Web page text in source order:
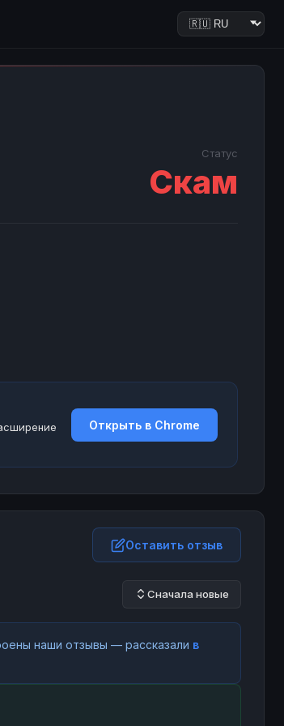
Статус
Скам
Открыть в Chrome
Оставить отзыв
Сначала новые
наши отзывы — рассказали в